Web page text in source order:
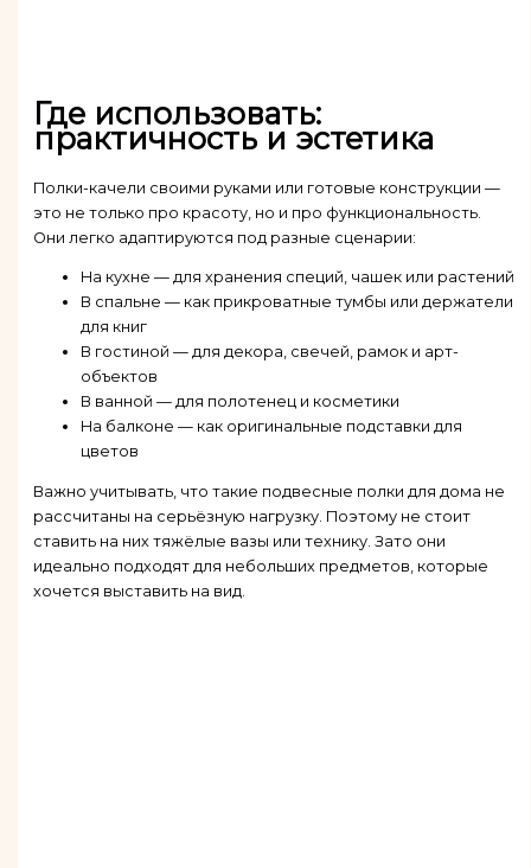
Где использовать:
практичность и эстетика
Полки-качели своими руками или готовые конструкции —
это не только про красоту, но и про функциональность.
Они легко адаптируются под разные сценарии:
На кухне — для хранения специй, чашек или растений
В спальне — как прикроватные тумбы или держатели
для книг
В гостиной — для декора, свечей, рамок и арт-
объектов
В ванной — для полотенец и косметики
На балконе — как оригинальные подставки для
цветов
Важно учитывать, что такие подвесные полки для дома не
рассчитаны на серьёзную нагрузку. Поэтому не стоит
ставить на них тяжёлые вазы или технику. Зато они
идеально подходят для небольших предметов, которые
хочется выставить на вид.